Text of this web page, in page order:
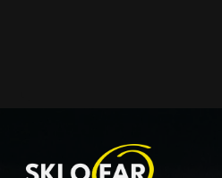
як це часто пропонують
заощадити та придбати